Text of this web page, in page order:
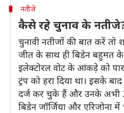
नतीजे
कैसे रहे चुनाव के
चुनावी नतीजों की बात करें तो
जीत के साथ ही बिडेन बहुमत
इलेक्टोरल वोट के आंकड़े को
ट्रंप को हरा दिया था। इसके
दर्ज कर चुके हैं और उनके अभी
बिडेन जॉर्जिया और